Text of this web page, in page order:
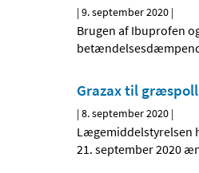
|9. september 2020 |
Brugen af Ibuprofen
Grazax til
|8. september 2020 |
Lægemiddelstyrelsen
21. september 2020